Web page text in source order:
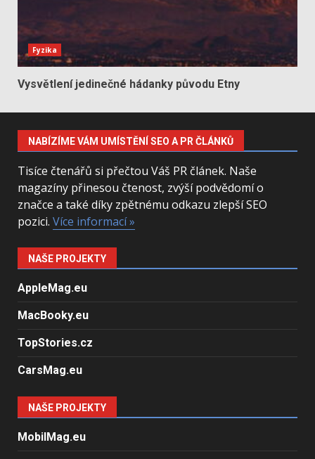
Fyzika
Vysvětlení jedinečné hádanky původu Etny
NABÍZÍME VÁM UMÍSTĚNÍ SEO A PR ČLÁNKŮ
Tisíce čtenářů si přečtou Váš PR článek. Naše
magazíny přinesou čtenost, zvýší podvědomí o
značce a také díky zpětnému odkazu zlepší SEO
pozici. Více informací »
NAŠE PROJEKTY
AppleMag.eu
MacBooky.eu
TopStories.cz
CarsMag.eu
NAŠE PROJEKTY
MobilMag.eu